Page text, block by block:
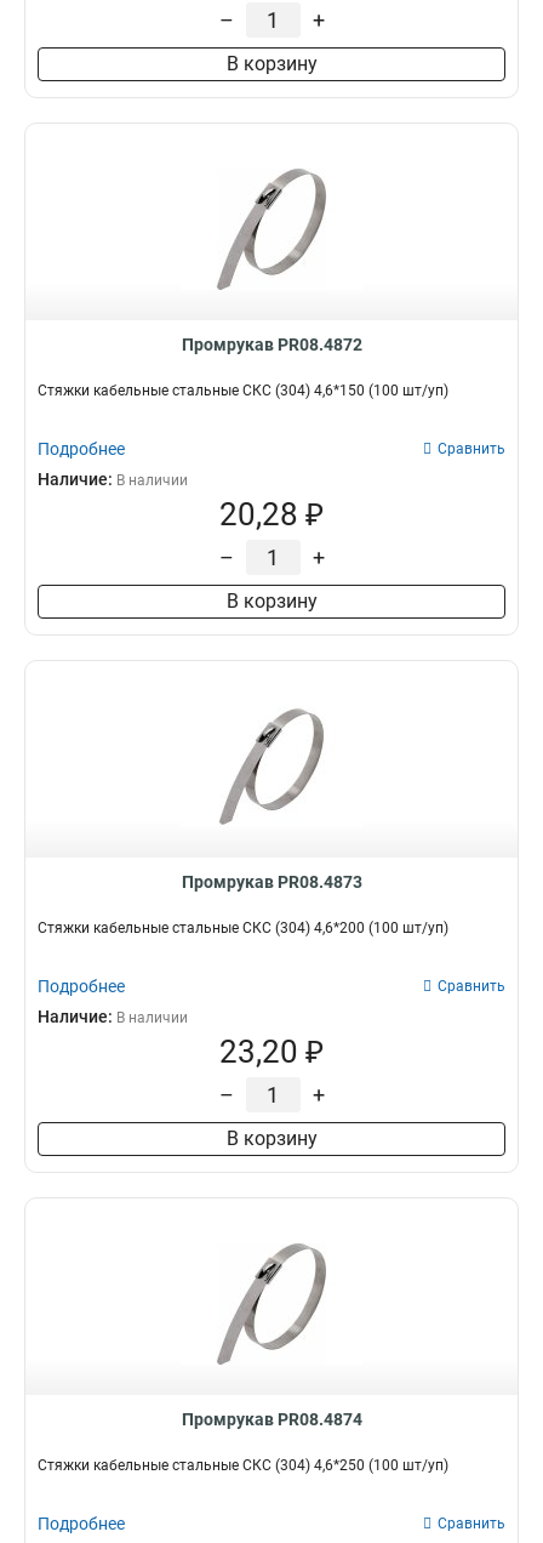
7,9*600 4
7,9*400 4
– +
В корзину
Промрукав PR08.4872
Стяжки кабельные стальные СКС (304) 4,6*150 (100 шт/уп)
Подробнее Сравнить
Наличие: В наличии
20,28 ₽
– +
В корзину
Промрукав PR08.4873
Стяжки кабельные стальные СКС (304) 4,6*200 (100 шт/уп)
Подробнее Сравнить
Наличие: В наличии
23,20 ₽
– +
В корзину
Промрукав PR08.4874
Стяжки кабельные стальные СКС (304) 4,6*250 (100 шт/уп)
Подробнее Сравнить